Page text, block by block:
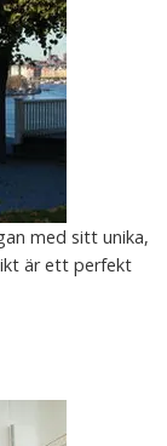
med sitt unika,
är ett perfekt